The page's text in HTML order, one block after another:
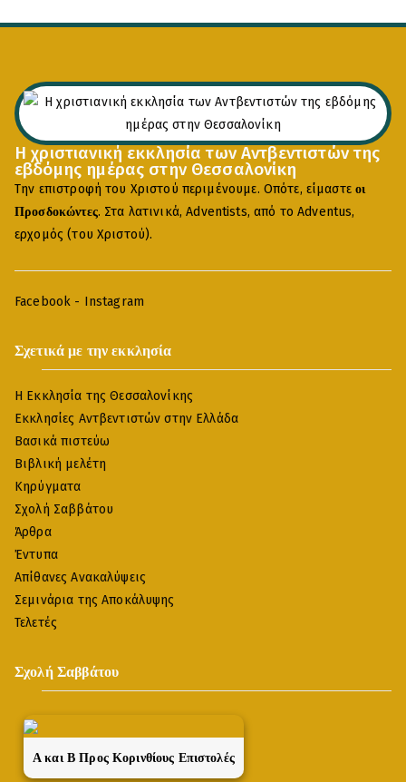
Η χριστιανική εκκλησία των Αντβεντιστών της
εβδόμης ημέρας στην Θεσσαλονίκη
Την επιστροφή του Χριστού περιμένουμε. Οπότε, είμαστεοι
Προσδοκώντες. Στα λατινικά, Adventists, από το Adventus,
ερχομός (του Χριστού).
Facebook - Instagram
Σχετικά με την εκκλησία
Η Εκκλησία της Θεσσαλονίκης
Εκκλησίες Αντβεντιστών στην Ελλάδα
Βασικά πιστεύω
Βιβλική μελέτη
Κηρύγματα
Σχολή Σαββάτου
Άρθρα
Έντυπα
Απίθανες Ανακαλύψεις
Σεμινάρια της Αποκάλυψης
Τελετές
Σχολή Σαββάτου
A και Β Προς Κορινθίους Επιστολές